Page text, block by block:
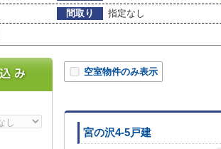
間取り
指定なし
空室物件のみ表示
宮の沢4-5戸建